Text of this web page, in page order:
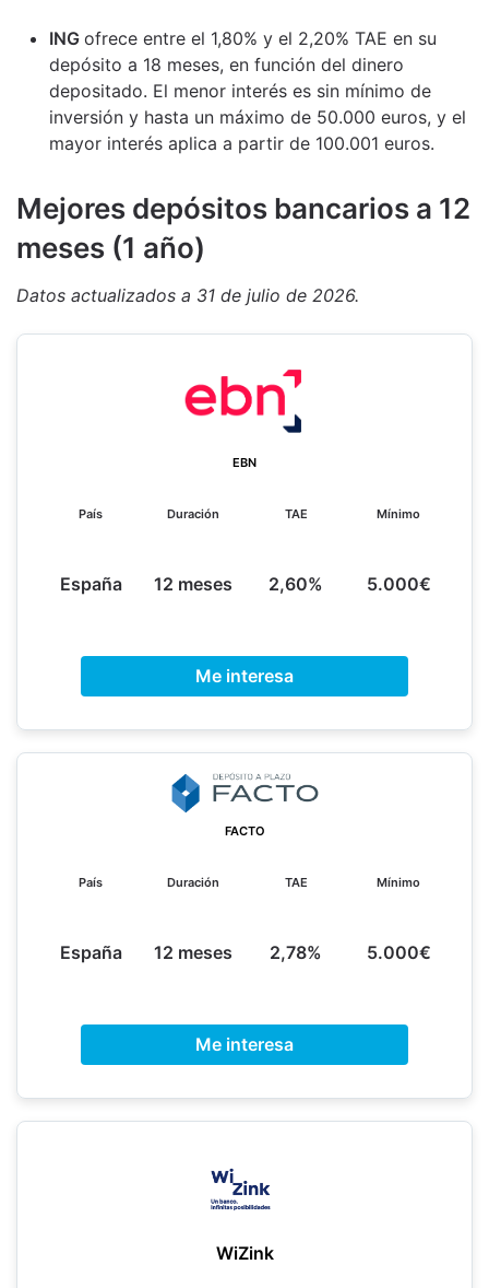
ING ofrece entre el 1,80% y el 2,20% TAE en su
depósito a 18 meses, en función del dinero
depositado. El menor interés es sin mínimo de
inversión y hasta un máximo de 50.000 euros, y el
mayor interés aplica a partir de 100.001 euros.
Mejores depósitos bancarios a 12
meses (1 año)
Datos actualizados a 31 de julio de 2026.
EBN
País
España
Duración
12 meses
TAE
2,60%
Mínimo
5.000€
Me interesa
FACTO
País
España
Duración
12 meses
TAE
2,78%
Mínimo
5.000€
Me interesa
WiZink